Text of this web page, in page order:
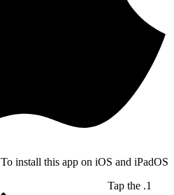
To install this app on iOS and iPadOS
Tap the